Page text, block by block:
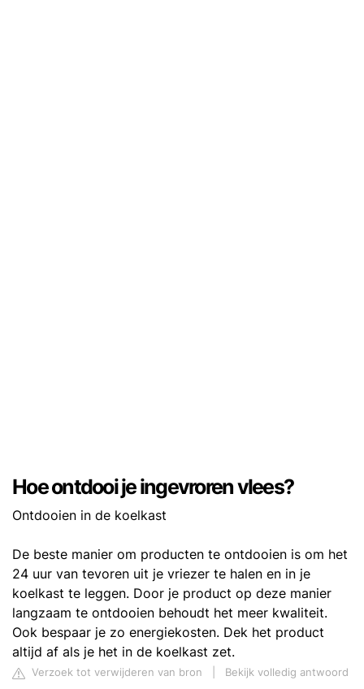
Hoe ontdooi je ingevroren vlees?
Ontdooien in de koelkast
De beste manier om producten te ontdooien is om het
24 uur van tevoren uit je vriezer te halen en in je
koelkast te leggen. Door je product op deze manier
langzaam te ontdooien behoudt het meer kwaliteit.
Ook bespaar je zo energiekosten. Dek het product
altijd af als je het in de koelkast zet.
Verzoek tot verwijderen van bron
Bekijk volledig antwoord